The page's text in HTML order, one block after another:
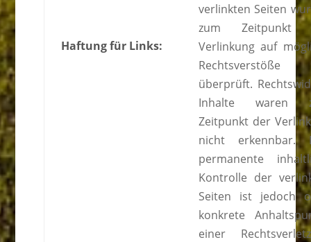
Haftung für Links:
verlinkten Seiten
zum Zeitpunkt
Verlinkung auf
Rechtsverstöße
überprüft.
Inhalte waren
Zeitpunkt der
nicht erkennbar.
permanente
Kontrolle der
Seiten ist jedoch
konkrete
einer